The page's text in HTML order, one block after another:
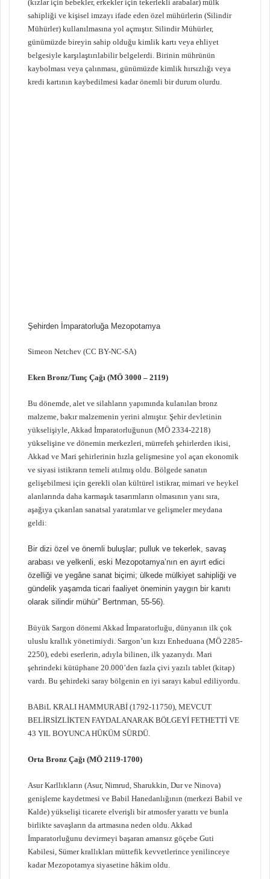
(kızlar için bebekler, erkekler için tekerlekli arabalar) mülk
sahipliği ve kişisel imzayı ifade eden özel mühürlerin (Silindir
Mühürler) kullanılmasına yol açmıştır. Silindir Mühürler,
günümüzde bireyin sahip olduğu kimlik kartı veya ehliyet
belgesiyle karşılaştırılabilir belgelerdi. Birinin mührünün
kaybolması veya çalınması, günümüzde kimlik hırsızlığı veya
kredi kartının kaybedilmesi kadar önemli bir durum olurdu.
Şehirden İmparatorluğa Mezopotamya
Simeon Netchev (CC BY-NC-SA)
Eken Bronz/Tunç Çağı (MÖ 3000 – 2119)
Bu dönemde, alet ve silahların yapımında kulanılan bronz
malzeme, bakır malzemenin yerini almıştır. Şehir devletinin
yükselişiyle, Akkad İmparatorluğunun (MÖ 2334-2218)
yükselişine ve dönemin merkezleri, mürrefeh şehirlerden ikisi,
Akkad ve Mari şehirlerinin hızla gelişmesine yol açan ekonomik
ve siyasi istikrarın temeli atılmış oldu. Bölgede sanatın
gelişebilmesi için gerekli olan kültürel istikrar, mimari ve heykel
alanlarında daha karmaşık tasarımların olmasının yanı sıra,
aşağıya çıkarılan sanatsal yaratımlar ve gelişmeler meydana
geldi:
Bir dizi özel ve önemli buluşlar; pulluk ve tekerlek, savaş
arabası ve yelkenli, eski Mezopotamya’nın en ayırt edici
özelliği ve yegâne sanat biçimi; ülkede mülkiyet sahipliği ve
gündelik yaşamda ticari faaliyet öneminin yaygın bir kanıtı
olarak silindir mühür” Bertnman, 55-56).
Büyük Sargon dönemi Akkad İmparatorluğu, dünyanın ilk çok
uluslu krallık yönetimiydi. Sargon’un kızı Enheduana (MÖ 2285-
2250), edebi eserlerin, adıyla bilinen, ilk yazarıydı. Mari
şehrindeki kütüphane 20.000’den fazla çivi yazılı tablet (kitap)
vardı. Bu şehirdeki saray bölgenin en iyi sarayı kabul ediliyordu.
BABiL KRALI HAMMURABİ (1792-11750), MEVCUT
BELİRSİZLİKTEN FAYDALANARAK BÖLGEYİ FETHETTİ VE
43 YIL BOYUNCA HÜKÜM SÜRDÜ.
Orta Bronz Çağı (MÖ 2119-1700)
Asur Karllıkların (Asur, Nimrud, Sharukkin, Dur ve Ninova)
genişleme kaydetmesi ve Babil Hanedanlığının (merkezi Babil ve
Kalde) yükselişi ticarete elverişli bir atmosfer yarattı ve bunla
birlikte savaşların da artmasına neden oldu. Akkad
İmparatorluğunu devirmeyi başaran amansız göçebe Guti
Kabilesi, Sümer krallıkları müttefik kevvetlerince yenilinceye
kadar Mezopotamya siyasetine hâkim oldu.